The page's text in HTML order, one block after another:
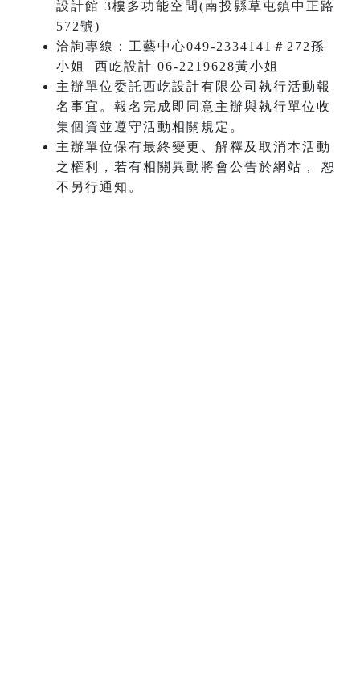
設計館 3樓多功能空間(南投縣草屯鎮中正路
572號)
洽詢專線：工藝中心049-2334141＃272孫
小姐 西屹設計 06-2219628黃小姐
主辦單位委託西屹設計有限公司執行活動報
名事宜。報名完成即同意主辦與執行單位收
集個資並遵守活動相關規定。
主辦單位保有最終變更、解釋及取消本活動
之權利，若有相關異動將會公告於網站， 恕
不另行通知。